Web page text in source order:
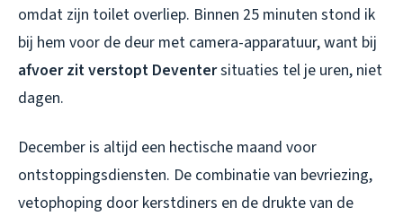
omdat zijn toilet overliep. Binnen 25 minuten stond ik
bij hem voor de deur met camera-apparatuur, want bij
afvoer zit verstopt Deventersituaties tel je uren, niet
dagen.
December is altijd een hectische maand voor
ontstoppingsdiensten. De combinatie van bevriezing,
vetophoping door kerstdiners en de drukte van de